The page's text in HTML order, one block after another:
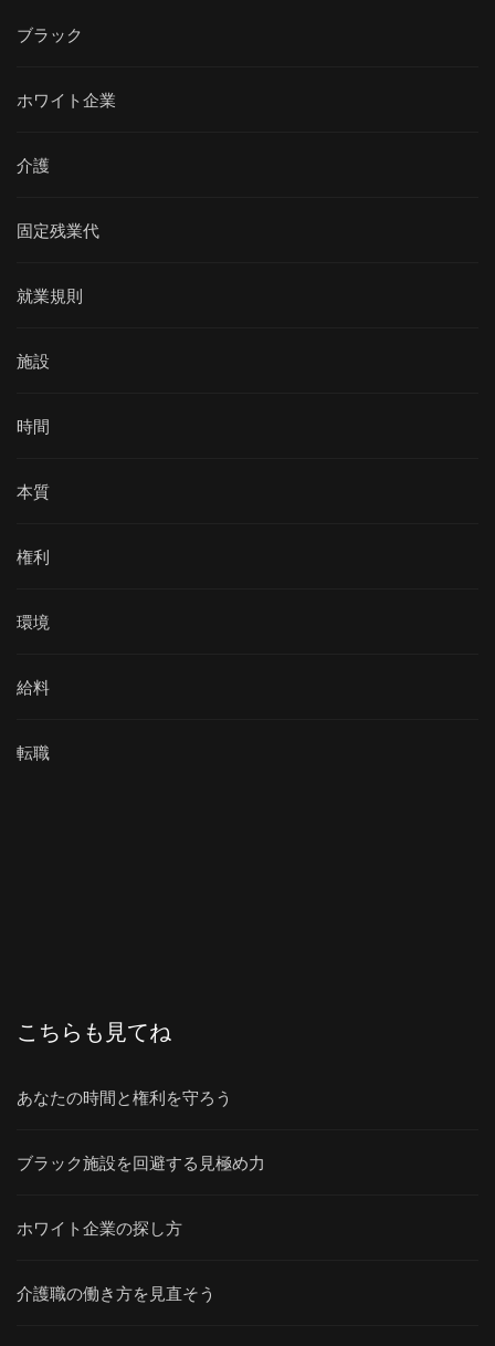
ブラック
ホワイト企業
介護
固定残業代
就業規則
施設
時間
本質
権利
環境
給料
転職
こちらも見てね
あなたの時間と権利を守ろう
ブラック施設を回避する見極め力
ホワイト企業の探し方
介護職の働き方を見直そう